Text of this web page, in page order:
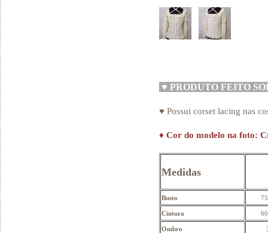
♥ PRODUTO FEITO
♥ Possui corset lacing nas
♦ Cor do modelo na foto:
Medidas
Busto
Cintura
Ombro